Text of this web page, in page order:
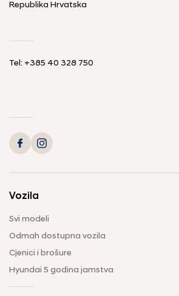
Republika Hrvatska
Tel: +385 40 328 750
Vozila
Svi modeli
Odmah dostupna vozila
Cjenici i brošure
Hyundai 5 godina jamstva